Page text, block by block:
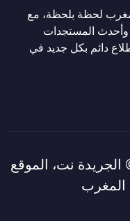
لحظة بلحظة، مع
وأحدث المستجدات
دائم بكل جديد في
الجريدة نت، الموقع
المغرب